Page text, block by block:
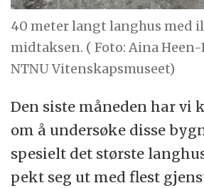
40 meter langt langhus med
midtaksen. ( Foto: Aina
NTNU Vitenskapsmuseet)
Den siste måneden har vi
om å undersøke disse
spesielt det største
pekt seg ut med flest